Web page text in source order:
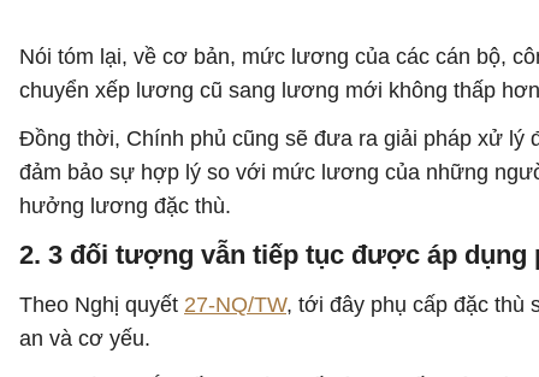
Nói tóm lại, về cơ bản, mức lương của các cán bộ,
chuyển xếp lương cũ sang lương mới không thấp
Đồng thời, Chính phủ cũng sẽ đưa ra giải pháp xử
đảm bảo sự hợp lý so với mức lương của những
hưởng lương đặc thù.
2. 3 đối tượng vẫn tiếp tục được áp dụng
Theo Nghị quyết 27-NQ/TW, tới đây phụ cấp đặc thù
an và cơ yếu.